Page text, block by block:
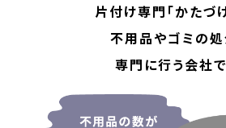
片付け専門「かたづ
不用品やゴミの
専門に行う会社で